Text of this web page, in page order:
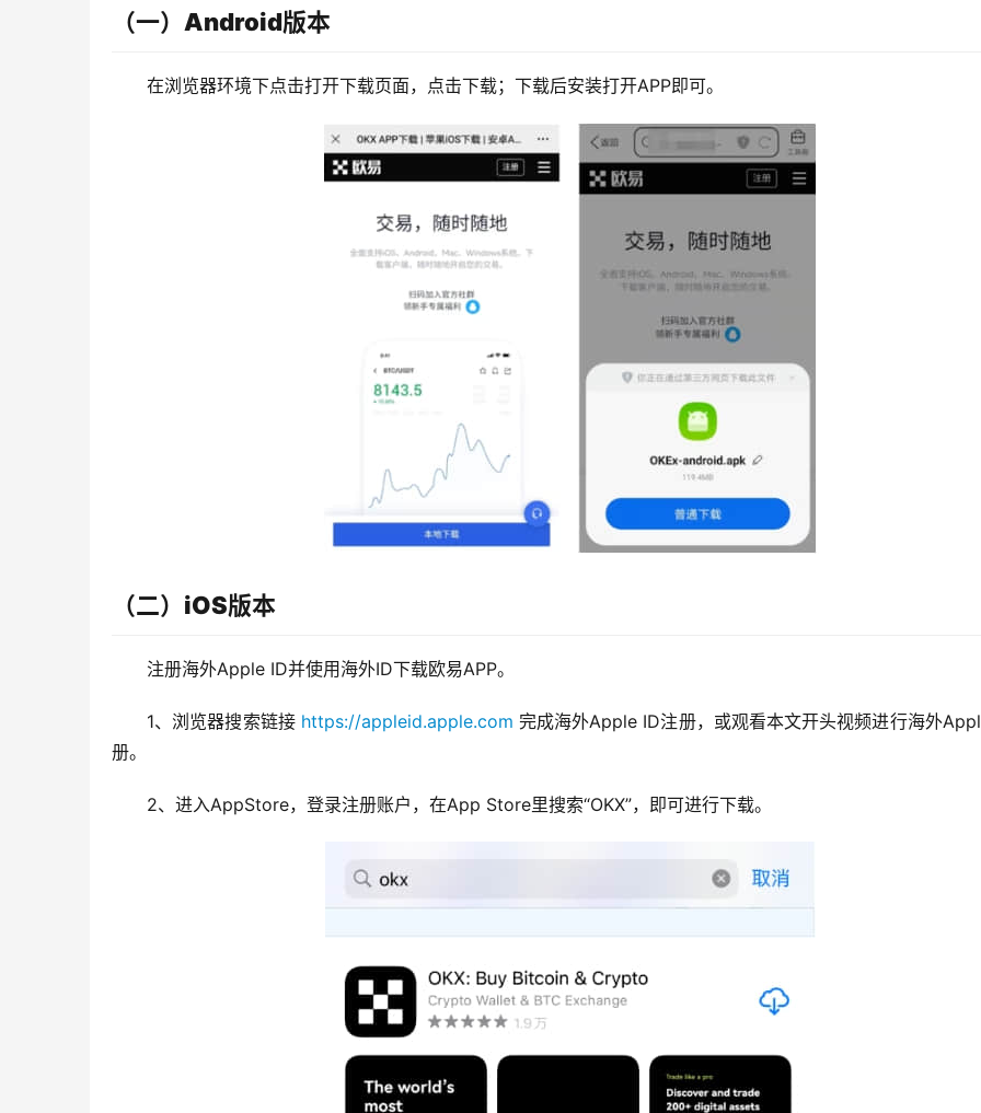
（一）Android版本
在浏览器环境下点击打开下载页面，点击下载；下载后安装打开APP即可。
（二）iOS版本
注册海外Apple ID并使用海外ID下载欧易APP。
1、浏览器搜索链接 https://appleid.apple.com 完成海外Apple ID注册，或观看本文开头视频进行海外
册。
2、进入AppStore，登录注册账户，在App Store里搜索“OKX”，即可进行下载。